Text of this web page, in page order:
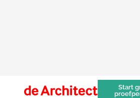
Start